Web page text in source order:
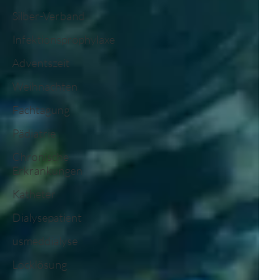
Silber-Verband
Infektionsprophylaxe
Adventszeit
Weihnachten
Fachtagung
Pädiatrie
Chronische
Erkrankungen
Katheter
Dialysepatient
usmeddialyse
Locklösung